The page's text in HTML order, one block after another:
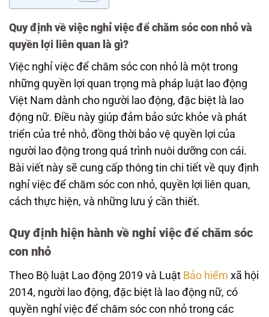
Quy định về việc nghỉ việc để chăm sóc con nhỏ và
quyền lợi liên quan là gì?
Việc nghỉ việc để chăm sóc con nhỏ là một trong
những quyền lợi quan trọng mà pháp luật lao động
Việt Nam dành cho người lao động, đặc biệt là lao
động nữ. Điều này giúp đảm bảo sức khỏe và phát
triển của trẻ nhỏ, đồng thời bảo vệ quyền lợi của
người lao động trong quá trình nuôi dưỡng con cái.
Bài viết này sẽ cung cấp thông tin chi tiết về quy định
nghỉ việc để chăm sóc con nhỏ, quyền lợi liên quan,
cách thực hiện, và những lưu ý cần thiết.
Quy định hiện hành về nghỉ việc để chăm sóc
con nhỏ
Theo Bộ luật Lao động 2019 và Luật Bảo hiểm xã hội
2014, người lao động, đặc biệt là lao động nữ, có
quyền nghỉ việc để chăm sóc con nhỏ trong các